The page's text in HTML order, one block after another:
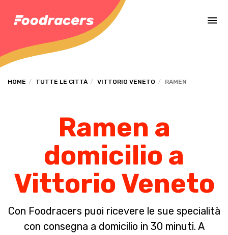
HOME TUTTE LE CITTÀ VITTORIO VENETO RAMEN
Ramen a
domicilio a
Vittorio Veneto
Con Foodracers puoi ricevere le sue specialità
con consegna a domicilio in 30 minuti. A